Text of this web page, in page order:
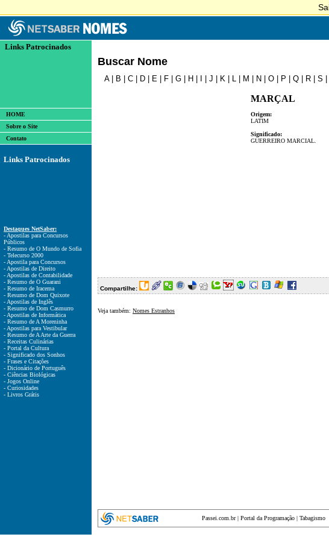
Links Patrocinados
HOME
Sobre o Site
Contato
Links Patrocinados
Destaques NetSaber:
- Apostilas para Concursos
Públicos
- Resumo de O Mundo de Sofia
- Telecurso 2000
- Apostila para Concursos
- Apostilas de Direito
- Apostilas de Contabilidade
- Resumo de O Guarani
- Resumo de Iracema
- Resumo de Dom Quixote
- Apostilas de Inglês
- Resumo de Dom Casmurro
- Apostilas de Informática
- Resumo de A Moreninha
- Apostilas para Vestibular
- Resumo de A Arte da Guerra
- Receitas Culinárias
- Portal da Cultura
- Significado dos Sonhos
- Frases e Citações
- Dicionário de Português
- Ciências Biológicas
- Jogos Online
- Curiosidades
- Livros Grátis
Buscar Nome
A| B C D E F G H J K L M N O P Q R S
MARÇAL
Origem:
LATIM
Significado:
GUERREIRO MARCIAL.
Compartilhe:
Veja também: Nomes Estranhos
Passei.com.br| Portal da Programação| Tabagismo